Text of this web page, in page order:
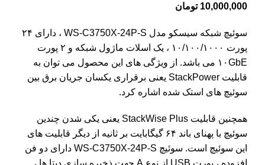
10,000,000 تومان
سوئیچ شبکه سیسکو مدل WS-C3750X-24P-S ، دارای ۲۴
پورت ۱۰/۱۰۰/۱۰۰۰ ، یک اسلات ماژول شبکه و ۲ پورت
۱۰GbE می باشد. از ویژگی های این محصول می توان به
قابلیت StackPower یعنی برقراری یکسان جریان برق بین
سوئیچ های استک شده اشاره کرد.
همچنین قابلیت StackWise Plus یعنی یکی شدن چندین
سوئیچ با پهنای باند ۶۴ گیگابایت بر ثانیه از دیگر قابلیت های
این سوئیچ است. سوئیچ WS-C3750X-24P-S دارای دو فن
افزوده ، پورت USB از نوع A جهت ذخیره سازی دیتا ها ،